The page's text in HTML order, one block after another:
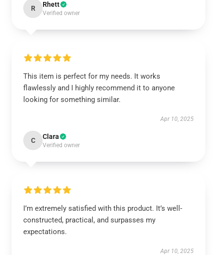
R Rhett
Verified owner
This item is perfect for my needs. It works
flawlessly and I highly recommend it to anyone
looking for something similar.
Apr 10, 2025
C Clara
Verified owner
I’m extremely satisfied with this product. It’s well-
constructed, practical, and surpasses my
expectations.
Apr 10, 2025